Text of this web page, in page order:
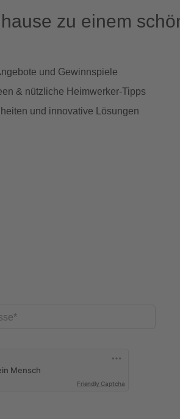
zu einem
und Gewinnspiele
& nützliche Heimwerker-Tipps
und innovative Lösungen
Friendly Captcha